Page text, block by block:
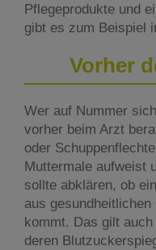
Pflegeprodukte und
gibt es zum Beispiel
Vorher
Wer auf Nummer
vorher beim Arzt
oder
Muttermale aufweist
sollte abklären, ob
aus
kommt. Das gilt
deren